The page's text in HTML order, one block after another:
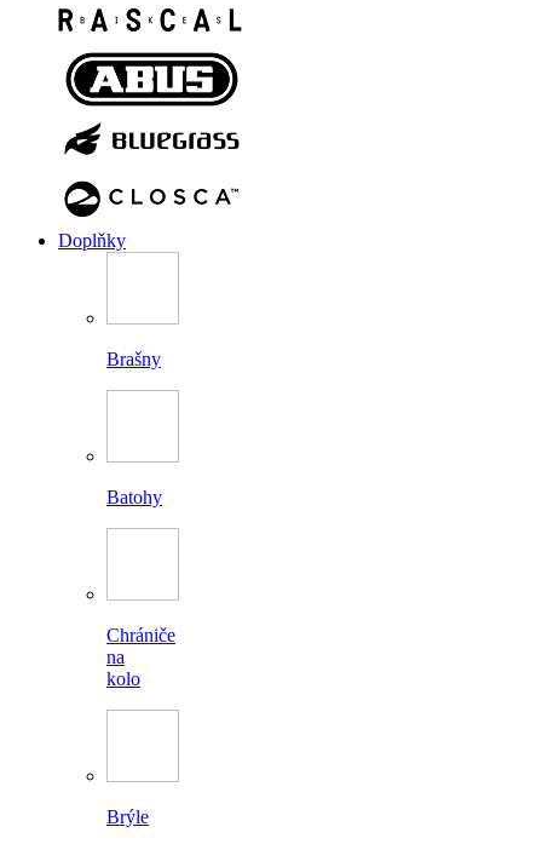
Doplňky
Brašny
Batohy
Chrániče
na
kolo
Brýle